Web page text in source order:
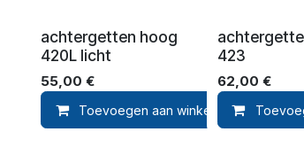
achtergetten hoog
420L licht
55,00 €
Toevoegen aan winkelmandje
423
62,00 €